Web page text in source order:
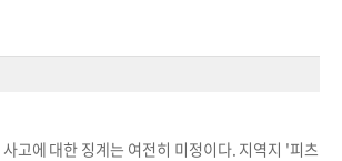
는 없지만, 약점이 뚜렷한 박병호를 데려갈 팀
됐다. 장점도 있지만 인상적인 선수는 아니다.
면 황재균에게 아주 높은 벽은 아니다. 그러
뒤 FA(프리에이전트) 자격을 얻는다. 올해 연봉
징계는 여전히 미정이다. 지역지 '피츠